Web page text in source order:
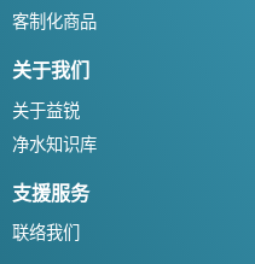
客制化商品
关于我们
关于益锐
净水知识库
支援服务
联络我们